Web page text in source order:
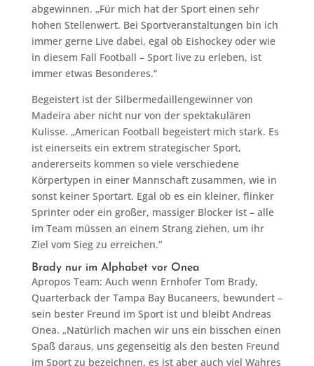
abgewinnen. „Für mich hat der Sport einen sehr
hohen Stellenwert. Bei Sportveranstaltungen bin ich
immer gerne Live dabei, egal ob Eishockey oder wie
in diesem Fall Football – Sport live zu erleben, ist
immer etwas Besonderes.“
Begeistert ist der Silbermedaillengewinner von
Madeira aber nicht nur von der spektakulären
Kulisse. „American Football begeistert mich stark. Es
ist einerseits ein extrem strategischer Sport,
andererseits kommen so viele verschiedene
Körpertypen in einer Mannschaft zusammen, wie in
sonst keiner Sportart. Egal ob es ein kleiner, flinker
Sprinter oder ein großer, massiger Blocker ist – alle
im Team müssen an einem Strang ziehen, um ihr
Ziel vom Sieg zu erreichen.“
Brady nur im Alphabet vor Onea
Apropos Team: Auch wenn Ernhofer Tom Brady,
Quarterback der Tampa Bay Bucaneers, bewundert –
sein bester Freund im Sport ist und bleibt Andreas
Onea. „Natürlich machen wir uns ein bisschen einen
Spaß daraus, uns gegenseitig als den besten Freund
im Sport zu bezeichnen, es ist aber auch viel Wahres